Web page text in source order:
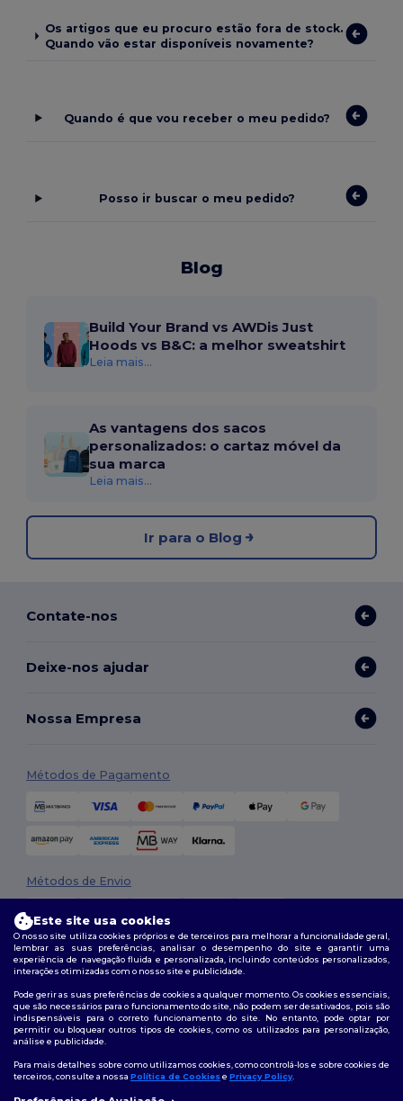
Os artigos que eu procuro estão fora de stock.
Quando vão estar disponíveis novamente?
Quando é que vou receber o meu pedido?
Posso ir buscar o meu pedido?
Blog
Build Your Brand vs AWDis Just
Hoods vs B&C: a melhor sweatshirt
Leia mais...
As vantagens dos sacos
personalizados: o cartaz móvel da
sua marca
Leia mais...
Ir para o Blog
Contate-nos
Deixe-nos ajudar
Nossa Empresa
Métodos de Pagamento
Métodos de Envio
2026. Todos os direitos reservados
Siga-nos
Este site usa cookies
O nosso site utiliza cookies próprios e de terceiros para melhorar a funcionalidade geral,
lembrar as suas preferências, analisar o desempenho do site e garantir uma
experiência de navegação fluida e personalizada, incluindo conteúdos personalizados,
interações otimizadas com o nosso site e publicidade.
Pode gerir as suas preferências de cookies a qualquer momento. Os cookies essenciais,
que são necessários para o funcionamento do site, não podem ser desativados, pois são
indispensáveis para o correto funcionamento do site. No entanto, pode optar por
permitir ou bloquear outros tipos de cookies, como os utilizados para personalização,
análise e publicidade.
Para mais detalhes sobre como utilizamos cookies, como controlá-los e sobre cookies de
terceiros, consulte a nossa Política de Cookiese Privacy Policy.